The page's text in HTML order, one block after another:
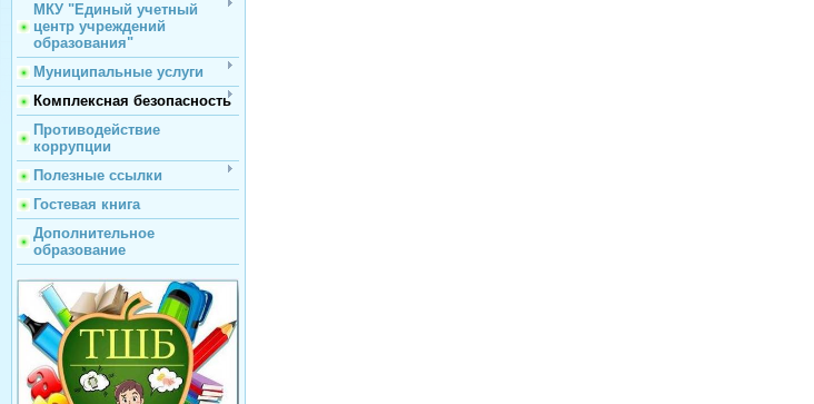
МКУ "Единый учетный
центр учреждений
образования"
Муниципальные услуги
Комплексная безопасность
Противодействие
коррупции
Полезные ссылки
Гостевая книга
Дополнительное
образование